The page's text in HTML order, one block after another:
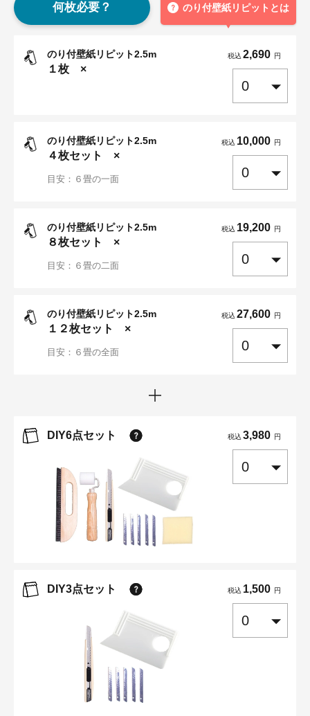
何枚必要？ のり付壁紙リピットとは
のり付壁紙リピット2.5m
１枚 ×
税込 2,690 円
のり付壁紙リピット2.5m
４枚セット ×
目安：６畳の一面
税込 10,000 円
のり付壁紙リピット2.5m
８枚セット ×
目安：６畳の二面
税込 19,200 円
のり付壁紙リピット2.5m
１２枚セット ×
目安：６畳の全面
税込 27,600 円
DIY6点セット 税込 3,980 円
DIY3点セット 税込 1,500 円